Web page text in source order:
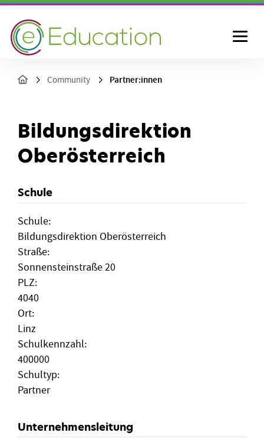
Community Partner:innen
Bildungsdirektion
Oberösterreich
Schule
Schule:
Bildungsdirektion Oberösterreich
Straße:
Sonnensteinstraße 20
PLZ:
4040
Ort:
Linz
Schulkennzahl:
400000
Schultyp:
Partner
Unternehmensleitung